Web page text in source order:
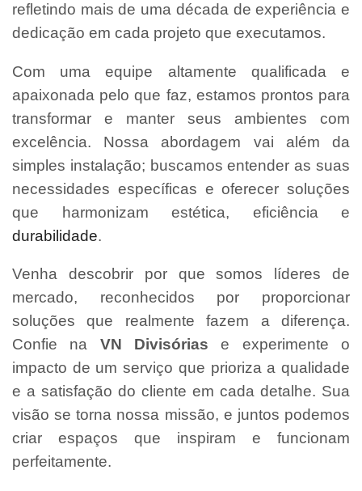
refletindo mais de uma década de experiência e
dedicação em cada projeto que executamos.
Com uma equipe altamente qualificada e
apaixonada pelo que faz, estamos prontos para
transformar e manter seus ambientes com
excelência. Nossa abordagem vai além da
simples instalação; buscamos entender as suas
necessidades específicas e oferecer soluções
que harmonizam estética, eficiência e
durabilidade.
Venha descobrir por que somos líderes de
mercado, reconhecidos por proporcionar
soluções que realmente fazem a diferença.
Confie na VN Divisórias e experimente o
impacto de um serviço que prioriza a qualidade
e a satisfação do cliente em cada detalhe. Sua
visão se torna nossa missão, e juntos podemos
criar espaços que inspiram e funcionam
perfeitamente.